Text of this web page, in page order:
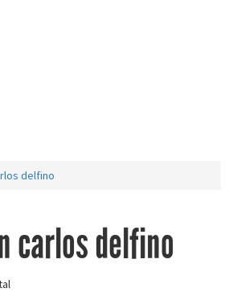
delfino
carlos delfino